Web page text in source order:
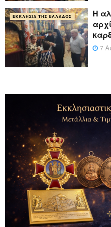
ΕΚΚΛΗΣΊΑ ΤΗΣ ΕΛΛΆΔΟΣ
Η
7